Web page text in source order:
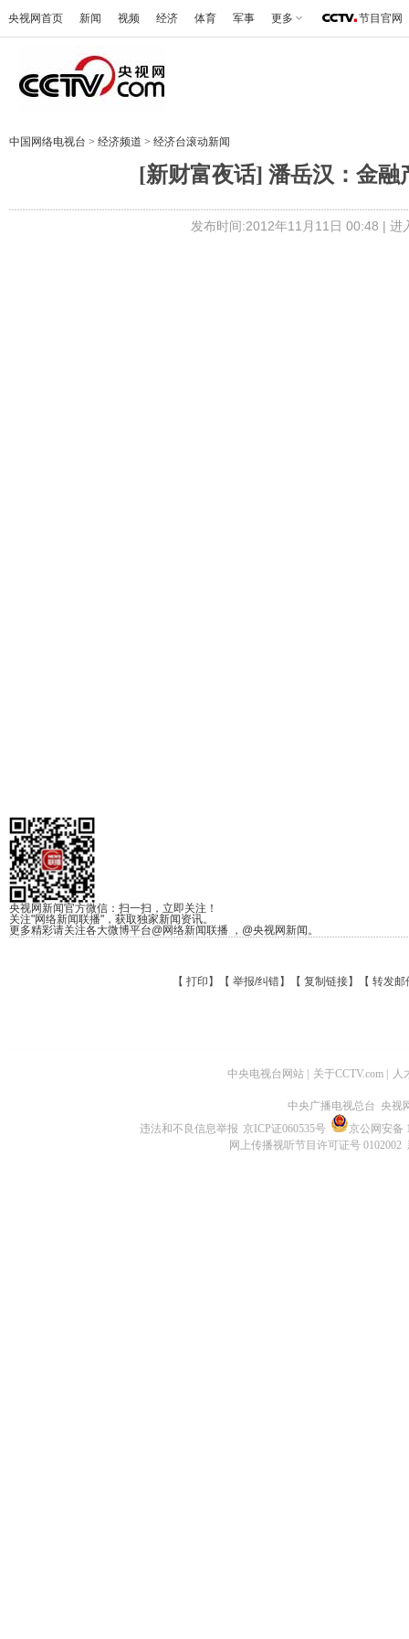
央视网首页 新闻 视频 经济 体育 军事 更多 节目官网
中国网络电视台 > 经济频道 > 经济台滚动新闻
[新财富夜话] 潘岳汉：金融
发布时间:2012年11月11日 00:48 | 进
央视网新闻官方微信：扫一扫，立即关注！
关注"网络新闻联播"，获取独家新闻资讯。
更多精彩请关注各大微博平台@网络新闻联播 ，@央视网新闻。
【 打印 】【 举报/纠错】【 复制链接】【 转发邮
中央电视台网站 关于CCTV.com 人
中央广播电视总台 央视
违法和不良信息举报 京ICP证060535号
京公网安备
网上传播视听节目许可证号 0102002